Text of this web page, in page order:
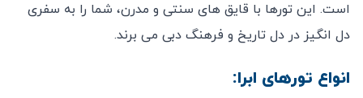
است. این تورها با قایق‌ های سنتی و مدرن، شما را به سفری
دل ‌انگیز در دل تاریخ و فرهنگ دبی می ‌برند.
انواع تورهای ابرا: